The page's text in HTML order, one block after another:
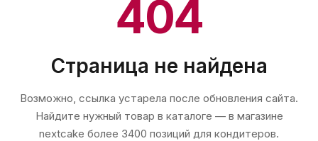
404
Страница не найдена
Возможно, ссылка устарела после обновления сайта.
Найдите нужный товар в каталоге — в магазине
nextcake более 3400 позиций для кондитеров.